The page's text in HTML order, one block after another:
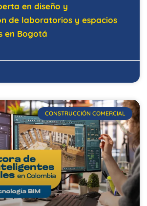
en diseño y
de laboratorios y espacios
en Bogotá
CONSTRUCCIÓN COMERCIAL